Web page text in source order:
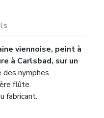
viennoise, peint à
à Carlsbad, sur un
des nymphes
flûte.
fabricant.